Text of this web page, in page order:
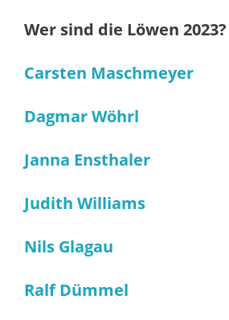
Wer sind die Löwen 2023?
Carsten Maschmeyer
Dagmar Wöhrl
Janna Ensthaler
Judith Williams
Nils Glagau
Ralf Dümmel